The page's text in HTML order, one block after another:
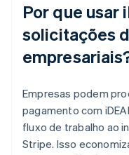
Por que usar
solicitações
Empresas podem
pagamento com
fluxo de trabalho ao
Stripe. Isso